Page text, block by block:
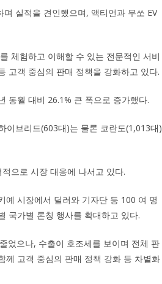
실적을 견인했으며, 액티언과 무쏘 EV
체험하고 이해할 수 있는 전문적인 서비
고객 중심의 판매 정책을 강화하고 있다.
동월 대비 26.1% 큰 폭으로 증가했다.
이브리드(603대)는 물론 코란도(1,013대)
으로 시장 대응에 나서고 있다.
예 시장에서 딜러와 기자단 등 100 여 명
국가별 론칭 행사를 확대하고 있다.
었으나, 수출이 호조세를 보이며 전체 판
께 고객 중심의 판매 정책 강화 등 차별화